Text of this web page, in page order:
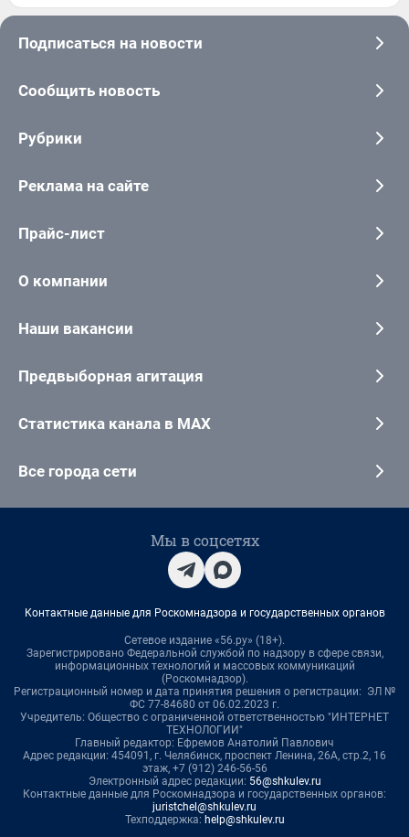
Подписаться на новости
Сообщить новость
Рубрики
Реклама на сайте
Прайс-лист
О компании
Наши вакансии
Предвыборная агитация
Статистика канала в MAX
Все города сети
Мы в соцсетях
Контактные данные для Роскомнадзора и государственных органов
Сетевое издание «56.ру» (18+).
Зарегистрировано Федеральной службой по надзору в сфере связи,
информационных технологий и массовых коммуникаций
(Роскомнадзор).
Регистрационный номер и дата принятия решения о регистрации: ЭЛ №
ФС 77-84680 от 06.02.2023 г.
Учредитель: Общество с ограниченной ответственностью "ИНТЕРНЕТ
ТЕХНОЛОГИИ"
Главный редактор: Ефремов Анатолий Павлович
Адрес редакции: 454091, г. Челябинск, проспект Ленина, 26А, стр.2, 16
этаж, +7 (912) 246-56-56
Электронный адрес редакции: 56@shkulev.ru
Контактные данные для Роскомнадзора и государственных органов:
juristchel@shkulev.ru
Техподдержка: help@shkulev.ru